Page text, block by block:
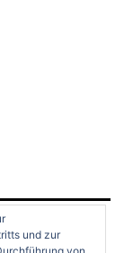
und zur